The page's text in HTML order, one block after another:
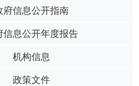
府信息公开指南
信息公开年度报告
机构信息
政策文件